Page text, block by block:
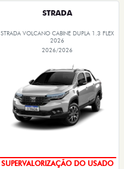
STRADA
STRADA VOLCANO CABINE DUPLA 1.3 FLEX
2026
2026/2026
SUPERVALORIZAÇÃO DO USADO